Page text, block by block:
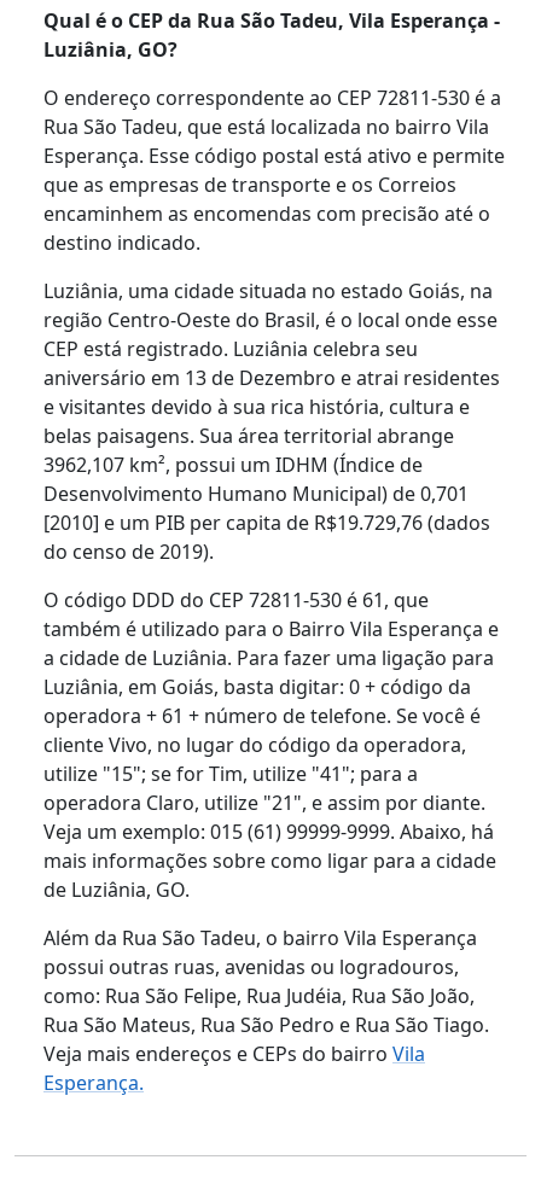
Qual é o CEP da Rua São Tadeu, Vila Esperança -
Luziânia, GO?
O endereço correspondente ao CEP 72811-530 é a
Rua São Tadeu, que está localizada no bairro Vila
Esperança. Esse código postal está ativo e permite
que as empresas de transporte e os Correios
encaminhem as encomendas com precisão até o
destino indicado.
Luziânia, uma cidade situada no estado Goiás, na
região Centro-Oeste do Brasil, é o local onde esse
CEP está registrado. Luziânia celebra seu
aniversário em 13 de Dezembro e atrai residentes
e visitantes devido à sua rica história, cultura e
belas paisagens. Sua área territorial abrange
3962,107 km², possui um IDHM (Índice de
Desenvolvimento Humano Municipal) de 0,701
[2010] e um PIB per capita de R$19.729,76 (dados
do censo de 2019).
O código DDD do CEP 72811-530 é 61, que
também é utilizado para o Bairro Vila Esperança e
a cidade de Luziânia. Para fazer uma ligação para
Luziânia, em Goiás, basta digitar: 0 + código da
operadora + 61 + número de telefone. Se você é
cliente Vivo, no lugar do código da operadora,
utilize "15"; se for Tim, utilize "41"; para a
operadora Claro, utilize "21", e assim por diante.
Veja um exemplo: 015 (61) 99999-9999. Abaixo, há
mais informações sobre como ligar para a cidade
de Luziânia, GO.
Além da Rua São Tadeu, o bairro Vila Esperança
possui outras ruas, avenidas ou logradouros,
como: Rua São Felipe, Rua Judéia, Rua São João,
Rua São Mateus, Rua São Pedro e Rua São Tiago.
Veja mais endereços e CEPs do bairro Vila
Esperança.